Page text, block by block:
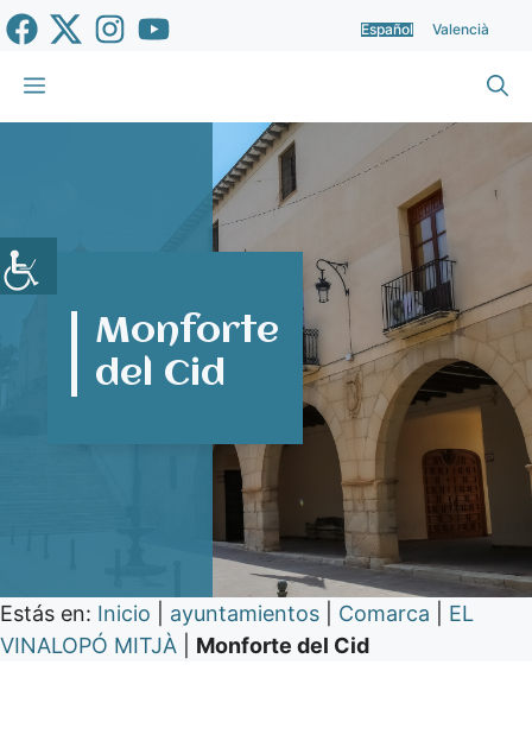
Saltar
al
contenido
Español Valencià
Menú
Monforte
del Cid
Estás en: Inicio ayuntamientos Comarca
EL
VINALOPÓ MITJÀ
Monforte del Cid